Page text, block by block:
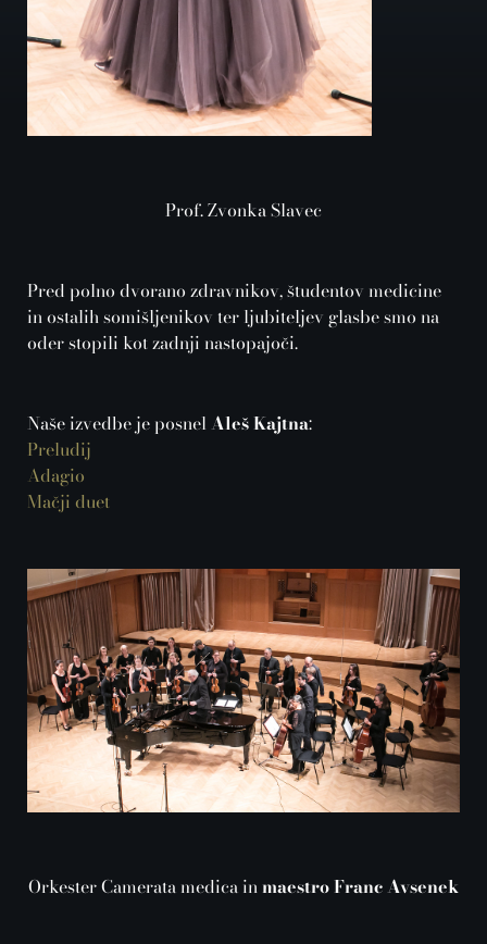
Prof. Zvonka Slavec
Pred polno dvorano zdravnikov, študentov medicine
in ostalih somišljenikov ter ljubiteljev glasbe smo na
oder stopili kot zadnji nastopajoči.
Naše izvedbe je posnelAleš Kajtna:
Preludij
Adagio
Mačji duet
Orkester Camerata medica inmaestro Franc Avsenek